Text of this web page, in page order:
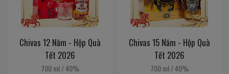
Chivas 12 Năm - Hộp Quà
Tết 2026
700 ml /40%
Chivas 15 Năm - Hộp Quà
Tết 2026
700 ml /40%